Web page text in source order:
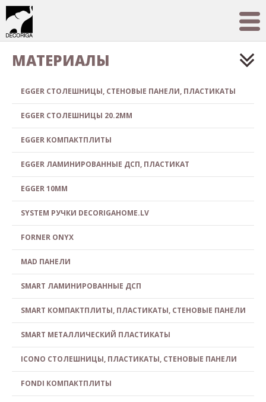
МАТЕРИАЛЫ
EGGER СТОЛЕШНИЦЫ, СТЕНОВЫЕ ПАНЕЛИ, ПЛАСТИКАТЫ
EGGER СТОЛЕШНИЦЫ 20.2MM
EGGER КОМПАКТПЛИТЫ
EGGER ЛАМИНИРОВАННЫЕ ДСП, ПЛАСТИКАТ
EGGER 10MM
SYSTEM РУЧКИ DECORIGAHOME.LV
FORNER ONYX
MAD ПАНЕЛИ
SMART ЛАМИНИРОВАННЫЕ ДСП
SMART КОМПАКТПЛИТЫ, ПЛАСТИКАТЫ, СТЕНОВЫЕ ПАНЕЛИ
SMART МЕТАЛЛИЧЕСКИЙ ПЛАСТИКАТЫ
ICONO СТОЛЕШНИЦЫ, ПЛАСТИКАТЫ, СТЕНОВЫЕ ПАНЕЛИ
FONDI КОМПАКТПЛИТЫ